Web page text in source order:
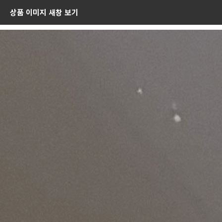
상품 이미지 새창 보기